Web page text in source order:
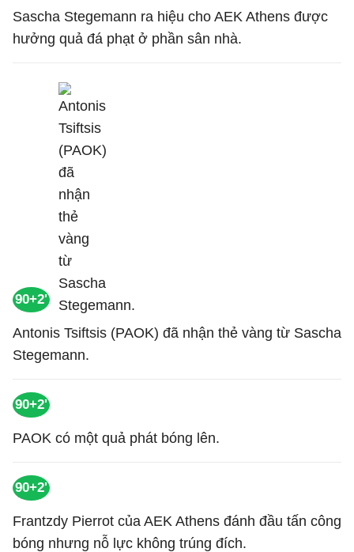
Sascha Stegemann ra hiệu cho AEK Athens được
hưởng quả đá phạt ở phần sân nhà.
90+2'
Antonis Tsiftsis (PAOK) đã nhận thẻ vàng từ Sascha
Stegemann.
90+2'
PAOK có một quả phát bóng lên.
90+2'
Frantzdy Pierrot của AEK Athens đánh đầu tấn công
bóng nhưng nỗ lực không trúng đích.